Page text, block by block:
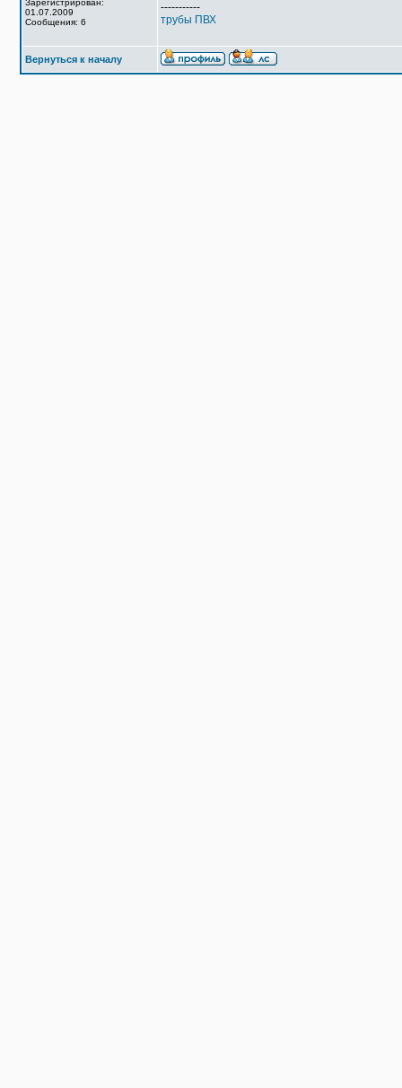
Зарегистрирован:
01.07.2009
Сообщения: 6
-----------
трубы ПВХ
Вернуться к началу